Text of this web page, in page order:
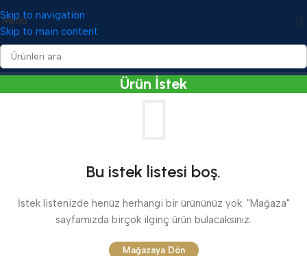
Skip to navigation
Skip to main content
Menü
Ürün İstek
Bu istek listesi boş.
İstek listenizde henüz herhangi bir ürününüz yok. "Mağaza"
sayfamızda birçok ilginç ürün bulacaksınız.
Mağazaya Dön